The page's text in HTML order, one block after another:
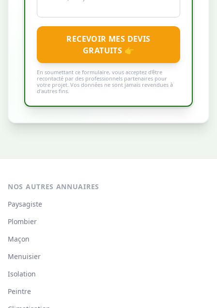
RECEVOIR MES DEVIS
GRATUITS 👉
En soumettant ce formulaire, vous acceptez d'être
recontacté par des professionnels partenaires pour
votre projet. Vos données ne sont jamais revendues à
d'autres fins.
NOS AUTRES ANNUAIRES
Paysagiste
Plombier
Maçon
Menuisier
Isolation
Peintre